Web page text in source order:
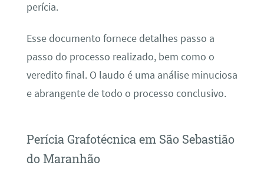
perícia.
Esse documento fornece detalhes passo a
passo do processo realizado, bem como o
veredito final. O laudo é uma análise minuciosa
e abrangente de todo o processo conclusivo.
Perícia Grafotécnica em São Sebastião
do Maranhão